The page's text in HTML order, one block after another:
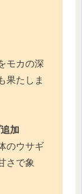
モカの深
果たしま
加
のウサギ
さで象